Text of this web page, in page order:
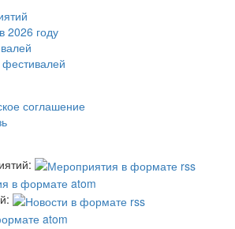
2026 году
соглашение